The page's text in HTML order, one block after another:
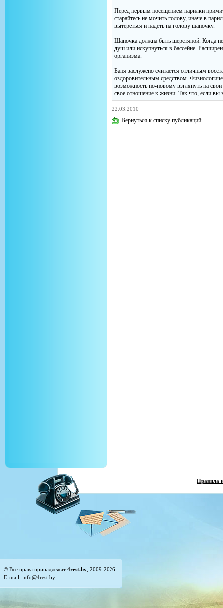
Перед первым посещением парилки
старайтесь не мочить голову, иначе в
вытереться и надеть на голову шапочку.
Шапочка должна быть шерстяной. Когда
душ или искупнуться в бассейне.
организма.
Баня заслужено считается отличным
оздоровительным средством.
возможность по-новому взглянуть на
свое отношение к жизни. Так что, если вы
22.03.2010
Вернуться к списку публикаций
Правила
© Все права принадлежат 4rest.by , 2009-2026
E-mail: info@4rest.by